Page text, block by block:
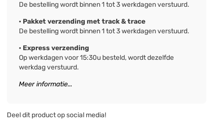
De bestelling wordt binnen 1 tot 3 werkdagen verstuurd.
· Pakket verzending met track & trace
De bestelling wordt binnen 1 tot 3 werkdagen verstuurd.
· Express verzending
Op werkdagen voor 15:30u besteld, wordt dezelfde
werkdag verstuurd.
Meer informatie...
Deel dit product op social media!